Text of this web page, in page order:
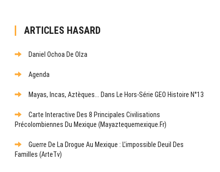
ARTICLES HASARD
Daniel Ochoa De Olza
Agenda
Mayas, Incas, Aztèques... Dans Le Hors-Série GEO Histoire N°13
Carte Interactive Des 8 Principales Civilisations
Précolombiennes Du Mexique (mayaztequemexique.fr)
Guerre De La Drogue Au Mexique : L’impossible Deuil Des
Familles (ArteTv)